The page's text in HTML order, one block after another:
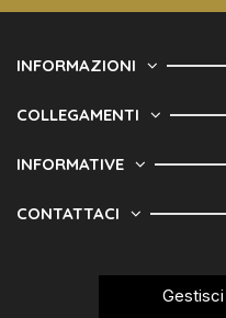
INFORMAZIONI
COLLEGAMENTI
INFORMATIVE
CONTATTACI